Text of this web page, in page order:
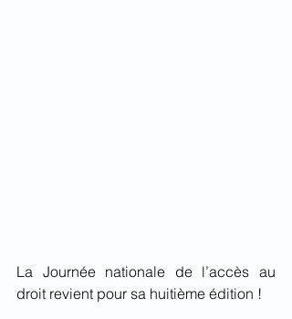
La Journée nationale de l’accès au
droit revient pour sa huitième édition !